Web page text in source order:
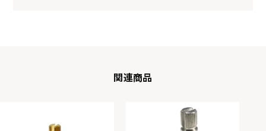
関連商品